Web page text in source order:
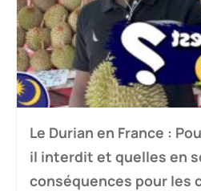
Le Durian en France :
il interdit et quelles en
conséquences pour les